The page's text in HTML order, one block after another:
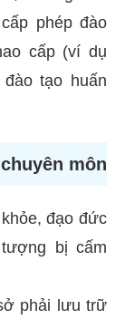
phép đào
cấp (ví dụ
tạo huấn
môn
đạo đức
bị cấm
phải lưu trữ